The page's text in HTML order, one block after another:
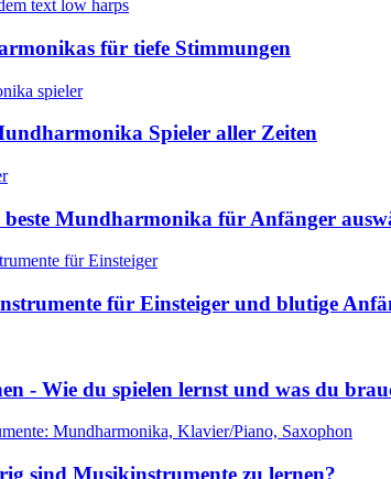
für tiefe Stimmungen
Spieler aller Zeiten
Mundharmonika für Anfänger
für Einsteiger und blutige
- Wie du spielen lernst und was du
sind Musikinstrumente zu lernen?